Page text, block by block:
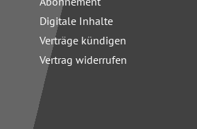
Digitale Inhalte
Verträge kündigen
Vertrag widerrufen